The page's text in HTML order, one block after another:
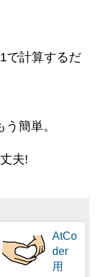
で計算するだ
簡単。
夫!
AtCo
der
用